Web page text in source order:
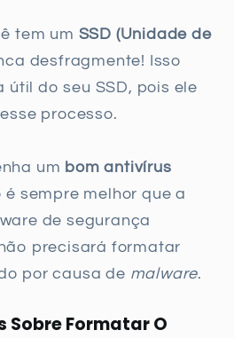
tem um SSD (Unidade de
desfragmente! Isso
útil do seu SSD, pois ele
processo.
um bom antivírus
é sempre melhor que a
de segurança
precisará formatar
por causa de malware.
Sobre Formatar O